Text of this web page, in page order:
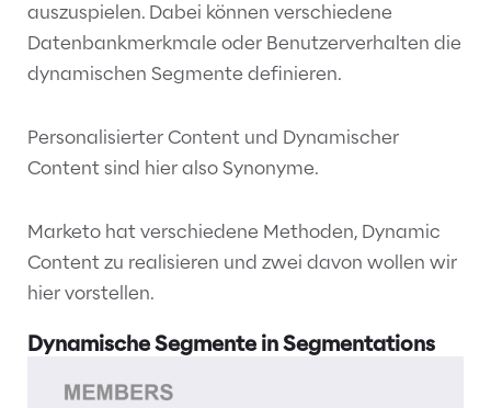
auszuspielen. Dabei können verschiedene
Datenbankmerkmale oder Benutzerverhalten die
dynamischen Segmente definieren.
Personalisierter Content und Dynamischer
Content sind hier also Synonyme.
Marketo hat verschiedene Methoden, Dynamic
Content zu realisieren und zwei davon wollen wir
hier vorstellen.
Dynamische Segmente in Segmentations